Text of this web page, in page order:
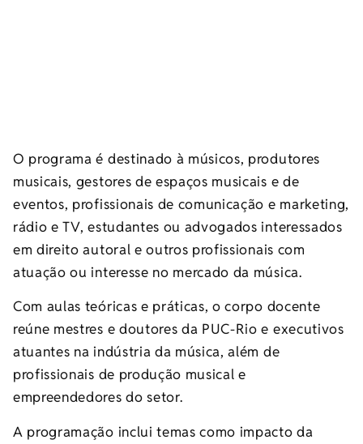
O programa é destinado à músicos, produtores
musicais, gestores de espaços musicais e de
eventos, profissionais de comunicação e marketing,
rádio e TV, estudantes ou advogados interessados
em direito autoral e outros profissionais com
atuação ou interesse no mercado da música.
Com aulas teóricas e práticas, o corpo docente
reúne mestres e doutores da PUC-Rio e executivos
atuantes na indústria da música, além de
profissionais de produção musical e
empreendedores do setor.
A programação inclui temas como impacto da